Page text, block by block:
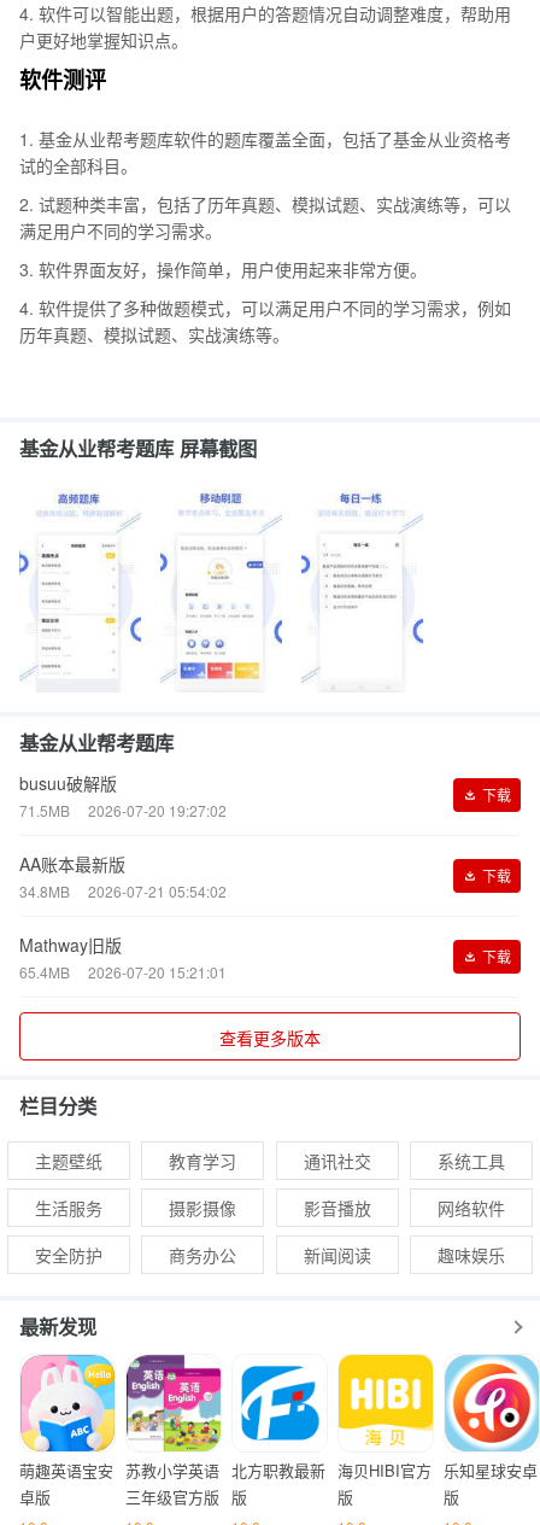
4. 软件可以智能出题，根据用户的答题情况自动调整难度，帮助用
户更好地掌握知识点。
软件测评
1. 基金从业帮考题库软件的题库覆盖全面，包括了基金从业资格考
试的全部科目。
2. 试题种类丰富，包括了历年真题、模拟试题、实战演练等，可以
满足用户不同的学习需求。
3. 软件界面友好，操作简单，用户使用起来非常方便。
4. 软件提供了多种做题模式，可以满足用户不同的学习需求，例如
历年真题、模拟试题、实战演练等。
基金从业帮考题库 屏幕截图
基金从业帮考题库
busuu破解版
71.5MB 2026-07-20 19:27:02
下载
AA账本最新版
34.8MB 2026-07-21 05:54:02
下载
Mathway旧版
65.4MB 2026-07-20 15:21:01
下载
查看更多版本
栏目分类
主题壁纸 教育学习 通讯社交
系统工具
生活服务
摄影摄像 影音播放
网络软件
安全防护
商务办公 新闻阅读 趣味娱乐
最新发现
萌趣英语宝安
卓版
苏教小学英语
三年级官方版
北方职教最新
版
海贝HIBI官方
版
乐知星球安卓
版